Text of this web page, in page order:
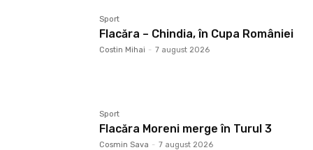
Sport
Flacăra – Chindia, în Cupa României
Costin Mihai - 7 august 2026
Sport
Flacăra Moreni merge în Turul 3
Cosmin Sava - 7 august 2026